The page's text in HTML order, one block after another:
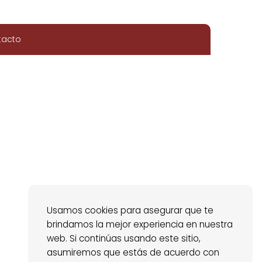
Usamos cookies para asegurar que te
brindamos la mejor experiencia en nuestra
web. Si continúas usando este sitio,
asumiremos que estás de acuerdo con